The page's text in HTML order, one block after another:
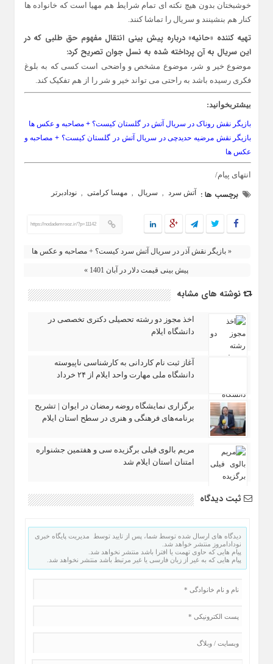
خوشبختان بدون هیچ نکته ای تمام شرایط هم مهیا است که خانواده ها
کنار هم بنشینند و سریال را تماشا کنند.
تهیه کننده «حانیه» درباره پیش بینی انتقال مفهوم حق طلبی که در
این سریال به آن پرداخته شده به نسل جوان تصریح کرد:
موضوع خیر و شر، موضوع مشخص و واضحی است کسی که به بلوغ
فکری رسیده باشد به راحتی می تواند خیر و شر را از هم تفکیک کند.
بیشتربخوانید:
بازیگر نقش روناک در سریال آتش در گلستان کیست؟ + مصاحبه و عکس ها
بازیگر نقش مرضیه حدیدچی در سریال آتش در گلستان کیست؟ + مصاحبه و
عکس ها
انتهای پیام/
برچسب ها : آتش سرد سریال مهسا کرامتی نودادبرتر
https://nodademrooz.ir/?p=11142
« بازیگر نقش آذر در سریال آتش سرد کیست؟ + مصاحبه و عکس ها
پیش بینی قیمت دلار در آبان 1401 »
نوشته های مشابه
اخذ مجوز دو رشته تحصیلی دکتری تخصصی در
دانشگاه ایلام
آغاز ثبت‌ نام کاردانی به کارشناسی ناپیوسته
دانشگاه ملی مهارت واحد ایلام از ۲۴ خرداد
برگزاری نمایشگاه روضه رمضان در ایوان | تشریح
برنامه‌های فرهنگی و هنری در سطح استان ایلام
مریم بالوی فیلی برگزیده سی‌ و هفتمین جشنواره
امتنان استان ایلام شد
ثبت دیدگاه
دیدگاه های ارسال شده توسط شما، پس از تایید توسط مدیریت پایگاه خبری
نودادامروز منتشر خواهد شد.
پیام هایی که حاوی تهمت یا افترا باشد منتشر نخواهد شد.
پیام هایی که به غیر از زبان فارسی یا غیر مرتبط باشد منتشر نخواهد شد.